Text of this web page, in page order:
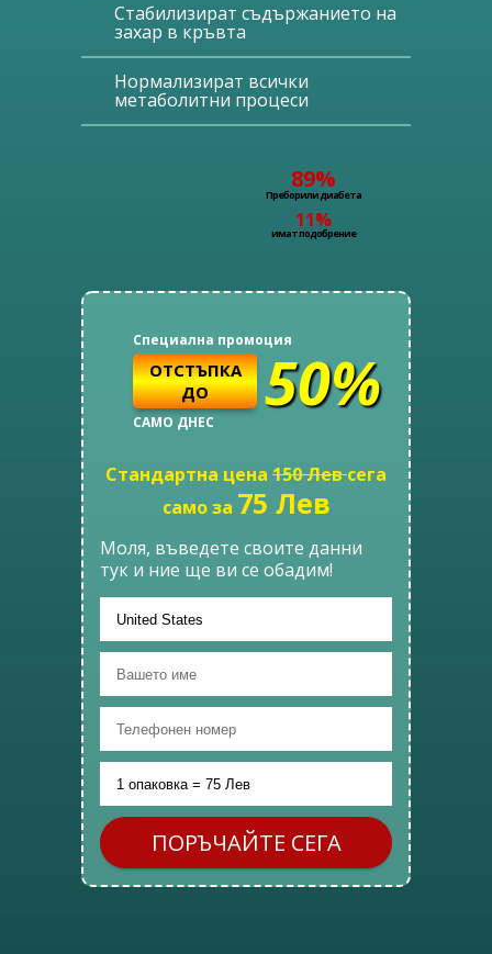
Стабилизират съдържанието на
захар в кръвта
Нормализират всички
метаболитни процеси
89%
Преборили диабета
11%
имат подобрение
50%
Специална промоция
ОТСТЪПКА
ДО
САМО ДНЕС
Стандартна цена 150Левсега
само за 75 Лев
Моля, въведете своите данни
тук и ние ще ви се обадим!
ПОРЪЧАЙТЕ СЕГА